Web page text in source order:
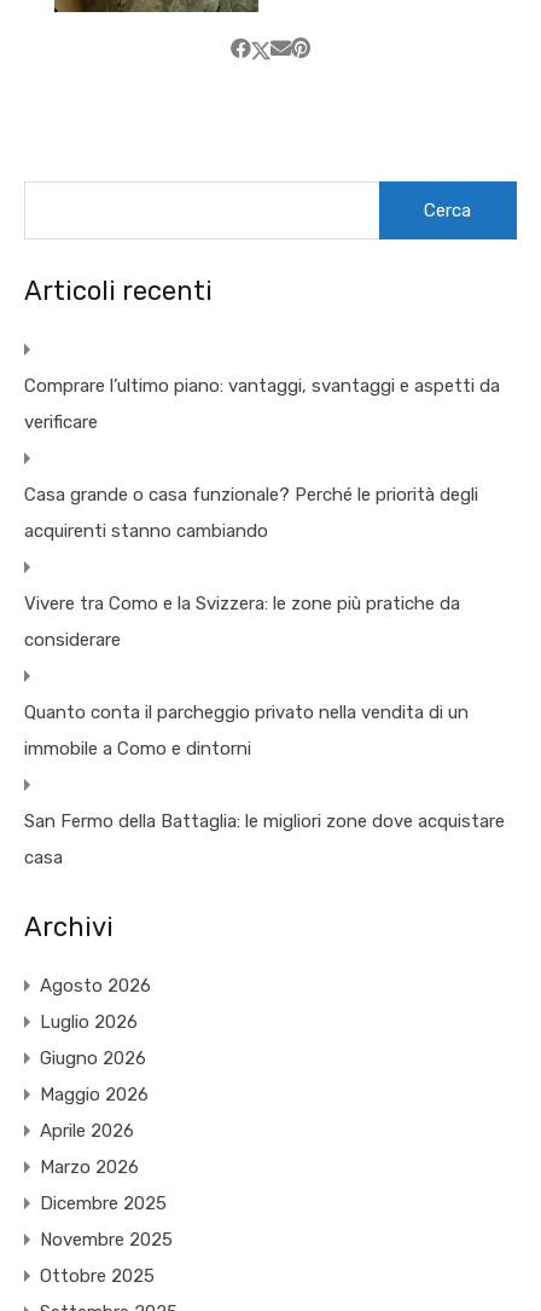
Articoli recenti
Comprare l’ultimo piano: vantaggi, svantaggi e aspetti da
verificare
Casa grande o casa funzionale? Perché le priorità degli
acquirenti stanno cambiando
Vivere tra Como e la Svizzera: le zone più pratiche da
considerare
Quanto conta il parcheggio privato nella vendita di un
immobile a Como e dintorni
San Fermo della Battaglia: le migliori zone dove acquistare
casa
Archivi
Agosto 2026
Luglio 2026
Giugno 2026
Maggio 2026
Aprile 2026
Marzo 2026
Dicembre 2025
Novembre 2025
Ottobre 2025